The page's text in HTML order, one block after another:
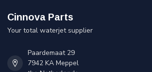
Cinnova Parts
Your total waterjet supplier
Paardemaat 29
7942 KA Meppel